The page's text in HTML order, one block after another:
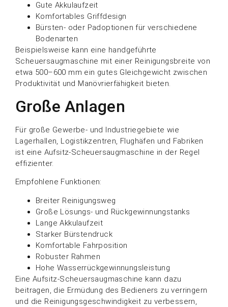
Gute Akkulaufzeit
Komfortables Griffdesign
Bürsten- oder Padoptionen für verschiedene
Bodenarten
Beispielsweise kann eine handgeführte
Scheuersaugmaschine mit einer Reinigungsbreite von
etwa 500–600 mm ein gutes Gleichgewicht zwischen
Produktivität und Manövrierfähigkeit bieten.
Große Anlagen
Für große Gewerbe- und Industriegebiete wie
Lagerhallen, Logistikzentren, Flughäfen und Fabriken
ist eine Aufsitz-Scheuersaugmaschine in der Regel
effizienter.
Empfohlene Funktionen:
Breiter Reinigungsweg
Große Lösungs- und Rückgewinnungstanks
Lange Akkulaufzeit
Starker Bürstendruck
Komfortable Fahrposition
Robuster Rahmen
Hohe Wasserrückgewinnungsleistung
Eine Aufsitz-Scheuersaugmaschine kann dazu
beitragen, die Ermüdung des Bedieners zu verringern
und die Reinigungsgeschwindigkeit zu verbessern,